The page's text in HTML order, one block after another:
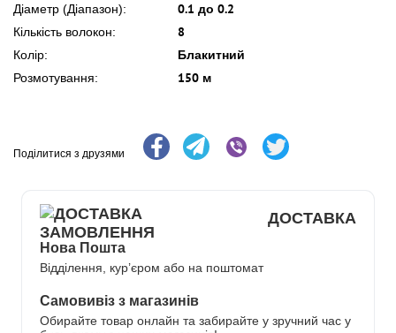
Діаметр (Діапазон): 0.1 до 0.2
Кількість волокон: 8
Колір: Блакитний
Розмотування: 150 м
Поділитися з друзями
ДОСТАВКА
Нова Пошта
Відділення, кур’єром або на поштомат
Самовивіз з магазинів
Обирайте товар онлайн та забирайте у зручний час у